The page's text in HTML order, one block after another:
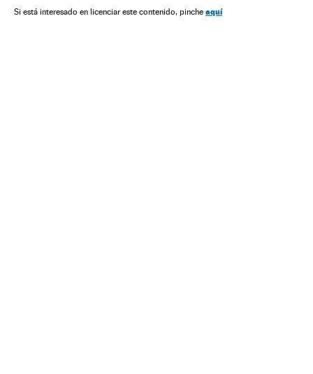
Si está interesado en licenciar este contenido, pinche aquí